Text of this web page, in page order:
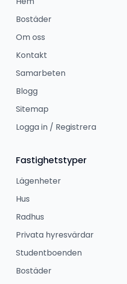
Bostäder
Om oss
Kontakt
Samarbeten
Blogg
Sitemap
Logga in / Registrera
Fastighetstyper
Lägenheter
Hus
Radhus
Privata hyresvärdar
Studentboenden
Bostäder